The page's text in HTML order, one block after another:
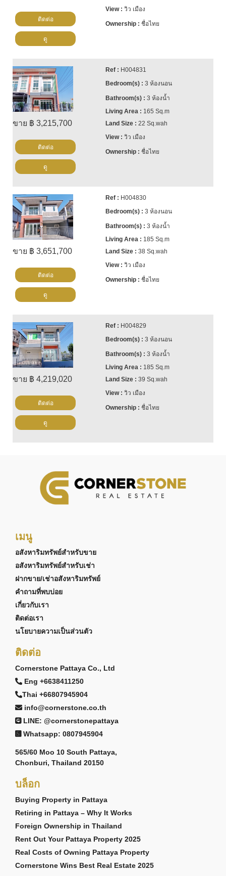
วิว เมือง
ชื่อไทย
ติดต่อ
ดู
ขาย ฿ 3,215,700
H004831
3 ห้องนอน
3 ห้องน้ำ
165 Sq.m
22 Sq.wah
วิว เมือง
ชื่อไทย
ติดต่อ
ดู
ขาย ฿ 3,651,700
H004830
3 ห้องนอน
3 ห้องน้ำ
185 Sq.m
38 Sq.wah
วิว เมือง
ชื่อไทย
ติดต่อ
ดู
ขาย ฿ 4,219,020
H004829
3 ห้องนอน
3 ห้องน้ำ
185 Sq.m
39 Sq.wah
วิว เมือง
ชื่อไทย
ติดต่อ
ดู
เมนู
อสังหาริมทรัพย์สำหรับขาย
อสังหาริมทรัพย์สำหรับเช่า
ฝากขาย/เช่าอสังหาริมทรัพย์
คำถามที่พบบ่อย
เกี่ยวกับเรา
ติดต่อเรา
นโยบายความเป็นส่วนตัว
ติดต่อ
Cornerstone Pattaya Co., Ltd
Eng +6638411250
Thai +66807945904
info@cornerstone.co.th
LINE: @cornerstonepattaya
Whatsapp: 0807945904
565/60 Moo 10 South Pattaya,
Chonburi, Thailand 20150
บล็อก
Buying Property in Pattaya
Retiring in Pattaya – Why It Works
Foreign Ownership in Thailand
Rent Out Your Pattaya Property 2025
Real Costs of Owning Pattaya Property
Cornerstone Wins Best Real Estate 2025